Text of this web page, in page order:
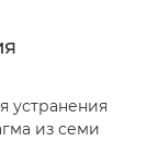
устранения
из семи